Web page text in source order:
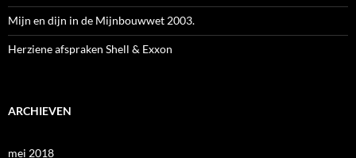
Mijn en dijn in de Mijnbouwwet 2003.
Herziene afspraken Shell & Exxon
ARCHIEVEN
mei 2018